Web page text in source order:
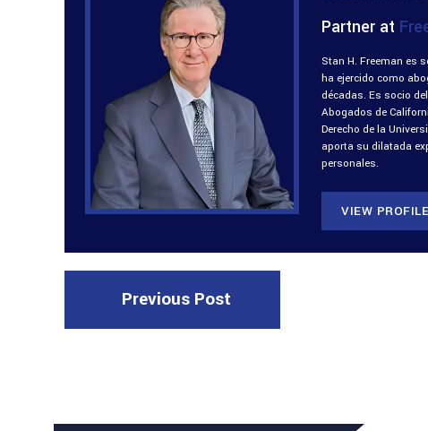
Partner at
Stan H. Freeman es
ha ejercido como
décadas. Es socio
Abogados de
Derecho de la
aporta su dilatada
personales.
VIEW PROFILE
Previous Post